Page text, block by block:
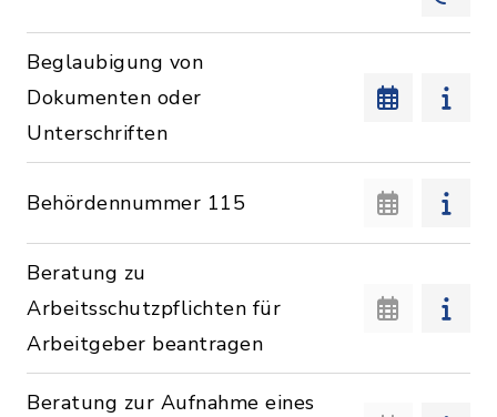
Beglaubigung von
Dokumenten oder
Unterschriften
Behördennummer 115
Beratung zu
Arbeitsschutzpflichten für
Arbeitgeber beantragen
Beratung zur Aufnahme eines